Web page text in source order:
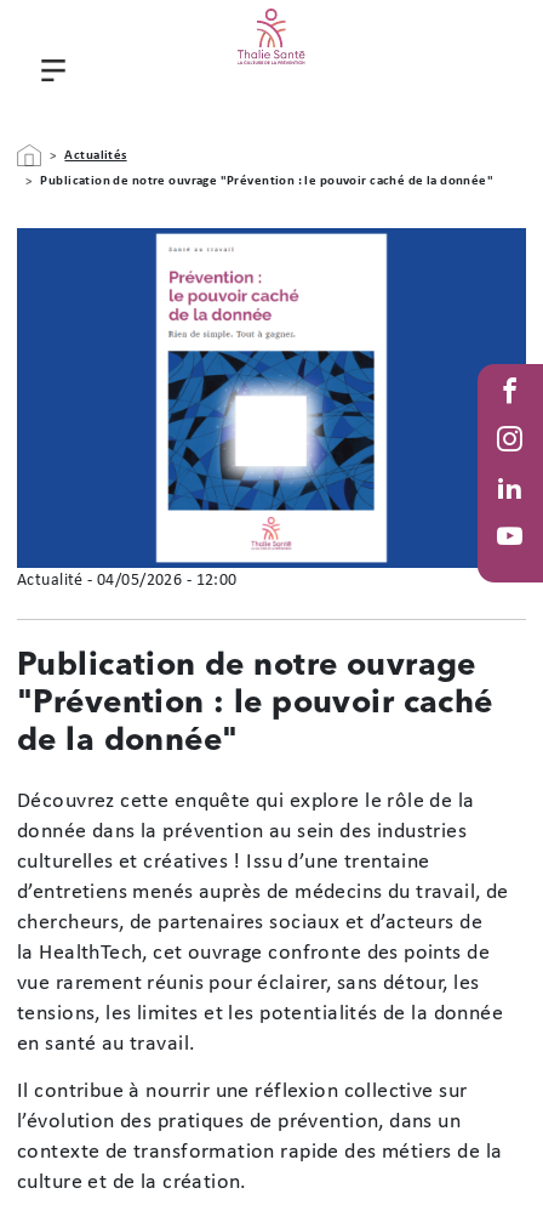
Fil d'Ariane
Actualités
Publication de notre ouvrage "Prévention : le pouvoir caché de la donnée"
Actualité -04/05/2026 - 12:00
Publication de notre ouvrage
"Prévention : le pouvoir caché
de la donnée"
Découvrez cette enquête qui explore le rôle de la
donnée dans la prévention au sein des industries
culturelles et créatives ! Issu d’une trentaine
d’entretiens menés auprès de médecins du travail, de
chercheurs, de partenaires sociaux et d’acteurs de
la HealthTech, cet ouvrage confronte des points de
vue rarement réunis pour éclairer, sans détour, les
tensions, les limites et les potentialités de la donnée
en santé au travail.
Il contribue à nourrir une réflexion collective sur
l’évolution des pratiques de prévention, dans un
contexte de transformation rapide des métiers de la
culture et de la création.
in